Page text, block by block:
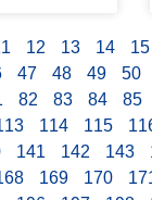
12 13 14 15
47 48 49 50
82 83 84 85
114 115
141 142 143
169 170